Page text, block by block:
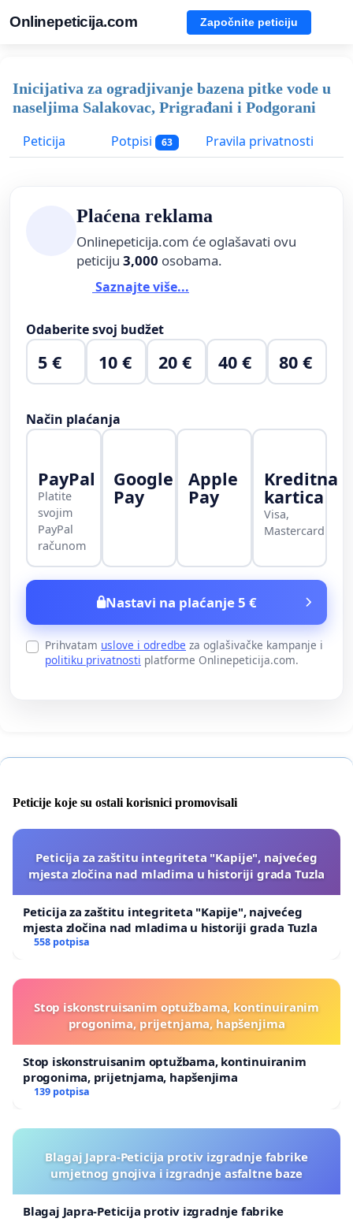
Onlinepeticija.com Započnite peticiju
Inicijativa za ogradjivanje bazena pitke vode u
naseljima Salakovac, Prigrađani i Podgorani
Peticija
Potpisi 63 Pravila privatnosti
Plaćena reklama
Onlinepeticija.com će oglašavati ovu
peticiju 3,000 osobama.
Saznajte više...
Odaberite svoj budžet
5 € 10 € 20 € 40 € 80 €
Način plaćanja
PayPal
Platite
svojim
PayPal
računom
Google
Pay
Apple
Pay
Kreditna
kartica
Visa,
Mastercard
Nastavi na plaćanje 5 €
Prihvatam uslove i odredbe za oglašivačke kampanje i
politiku privatnosti platforme Onlinepeticija.com.
Peticije koje su ostali korisnici promovisali
Peticija za zaštitu integriteta "Kapije", najvećeg
mjesta zločina nad mladima u historiji grada Tuzla
Peticija za zaštitu integriteta "Kapije", najvećeg
mjesta zločina nad mladima u historiji grada Tuzla
558 potpisa
Stop iskonstruisanim optužbama, kontinuiranim
progonima, prijetnjama, hapšenjima
Stop iskonstruisanim optužbama, kontinuiranim
progonima, prijetnjama, hapšenjima
139 potpisa
Blagaj Japra-Peticija protiv izgradnje fabrike
umjetnog gnojiva i izgradnje asfaltne baze
Blagaj Japra-Peticija protiv izgradnje fabrike